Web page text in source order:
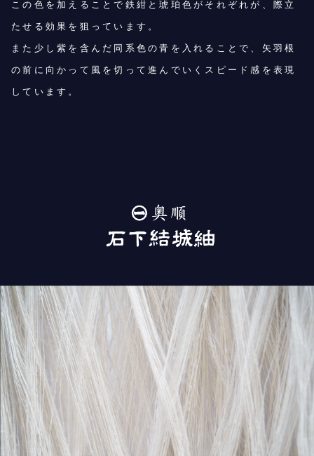
この色を加えることで鉄紺と琥珀色がそれぞれが、際立
たせる効果を狙っています。
また少し紫を含んだ同系色の青を入れることで、矢羽根
の前に向かって風を切って進んでいくスピード感を表現
しています。